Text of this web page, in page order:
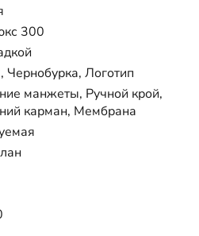
300
Чернобурка, Логотип
манжеты, Ручной крой,
карман, Мембрана